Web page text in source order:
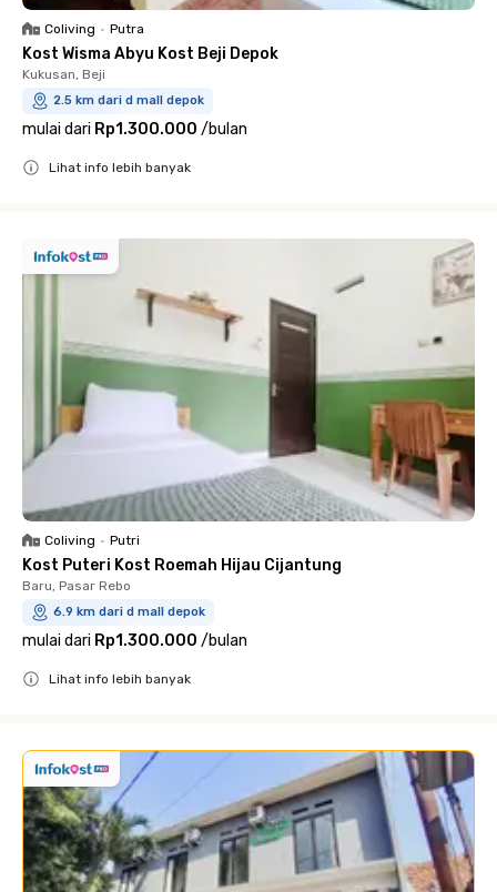
Coliving • Putra
Kost Wisma Abyu Kost Beji Depok
Kukusan, Beji
2.5 km dari d mall depok
mulai dari Rp1.300.000 /bulan
Lihat info lebih banyak
Coliving • Putri
Kost Puteri Kost Roemah Hijau Cijantung
Baru, Pasar Rebo
6.9 km dari d mall depok
mulai dari Rp1.300.000 /bulan
Lihat info lebih banyak